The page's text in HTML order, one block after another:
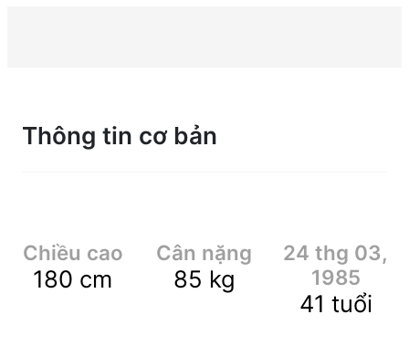
Thông tin cơ bản
Chiều cao
180 cm
Cân nặng
85 kg
24 thg 03,
1985
41 tuổi